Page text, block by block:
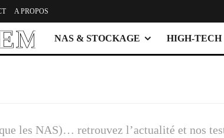
A PROPOS
NAS & STOCKAGE HIGH-TECH
les NAS)… retrouvez l’actualité et nos